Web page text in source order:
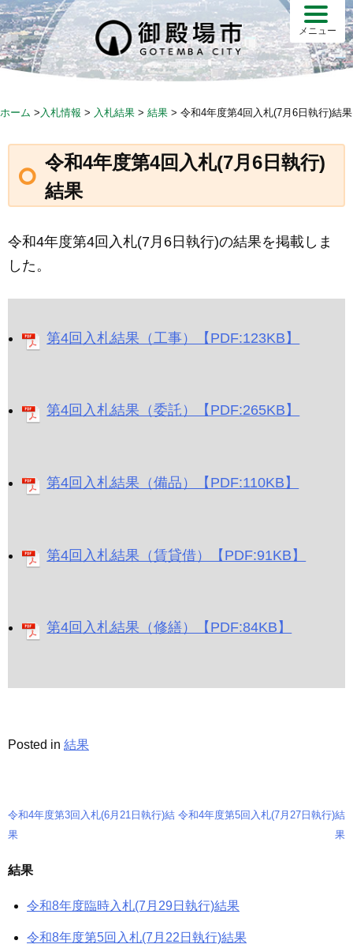
Skip
to
content
メニュー
ホーム > 入札情報 > 入札結果 > 結果 > 令和4年度第4回入札(7月6日執行)結果
令和4年度第4回入札(7月6日執行)
結果
令和4年度第4回入札(7月6日執行)の結果を掲載しま
した。
第4回入札結果（工事）【PDF:123KB】
第4回入札結果（委託）【PDF:265KB】
第4回入札結果（備品）【PDF:110KB】
第4回入札結果（賃貸借）【PDF:91KB】
第4回入札結果（修繕）【PDF:84KB】
Posted in 結果
投
ナ
ビ
ゲ
令和4年度第3回入札(6月21日執行)結
果
令和4年度第5回入札(7月27日執行)結
果
結果
令和8年度臨時入札(7月29日執行)結果
令和8年度第5回入札(7月22日執行)結果